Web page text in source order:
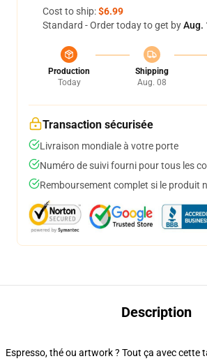
Cost to ship:$6.99
Standard - Order today to get byAug.
Production
Today
Shipping
Aug. 08
Transaction sécurisée
Livraison mondiale à votre porte
Numéro de suivi fourni pour tous les
Remboursement complet si le produit
Description
Espresso, thé ou artwork ? Tout ça avec cette